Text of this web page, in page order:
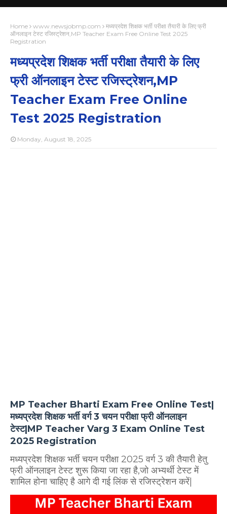
Home www.newsjobmp.com
मध्यप्रदेश शिक्षक भर्ती परीक्षा तैयारी के लिए फ्री
ऑनलाइन टेस्ट रजिस्ट्रेशन,MP Teacher Exam Free Online Test 2025
Registration
मध्यप्रदेश शिक्षक भर्ती परीक्षा तैयारी के लिए
फ्री ऑनलाइन टेस्ट रजिस्ट्रेशन,MP
Teacher Exam Free Online
Test 2025 Registration
Monday, August 18, 2025
MP Teacher Bharti Exam Free Online Test|
मध्यप्रदेश शिक्षक भर्ती वर्ग 3 चयन परीक्षा फ्री ऑनलाइन
टेस्ट|MP Teacher Varg 3 Exam Online Test
2025 Registration
मध्यप्रदेश शिक्षक भर्ती चयन परीक्षा 2025 वर्ग 3 की तैयारी हेतु
फ्री ऑनलाइन टेस्ट शुरू किया जा रहा है,जो अभ्यर्थी टेस्ट में
शामिल होना चाहिए है आगे दी गई लिंक से रजिस्ट्रेशन करें|